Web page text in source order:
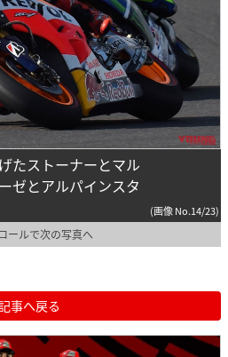
たストーナーとマル
ゼとアルパインスタ
(画像 No.14/23)
ールで次の写真へ
事へ戻る